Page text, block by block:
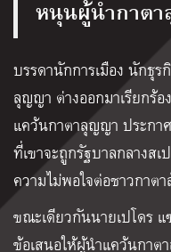
หนุนผู้นำกาต
บรรดานักการเมือง นักธุ
ลุญญา ต่างออกมาเรียกร้อ
แคว้นกาตาลุญญา ประกา
ที่เขาจะถูกรัฐบาลกลางส
ความไม่พอใจต่อชาวกาต
ขณะเดียวกันนายเปโดร
ข้อเสนอให้ผู้นำแคว้นกาต